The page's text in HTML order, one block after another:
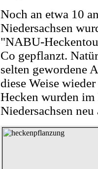
Noch an etwa 10
Niedersachsen
"NABU-
Co gepflanzt.
selten gewordene
diese Weise
Hecken wurden
Niedersachsen